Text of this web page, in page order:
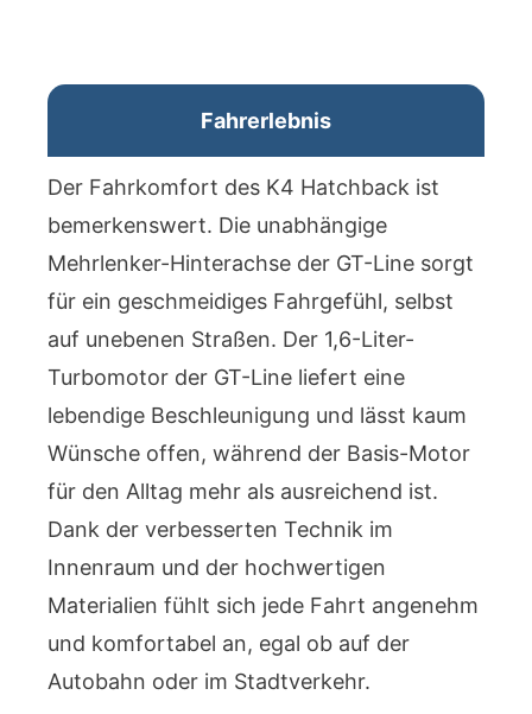
Fahrerlebnis
Der Fahrkomfort des K4 Hatchback ist
bemerkenswert. Die unabhängige
Mehrlenker-Hinterachse der GT-Line sorgt
für ein geschmeidiges Fahrgefühl, selbst
auf unebenen Straßen. Der 1,6-Liter-
Turbomotor der GT-Line liefert eine
lebendige Beschleunigung und lässt kaum
Wünsche offen, während der Basis-Motor
für den Alltag mehr als ausreichend ist.
Dank der verbesserten Technik im
Innenraum und der hochwertigen
Materialien fühlt sich jede Fahrt angenehm
und komfortabel an, egal ob auf der
Autobahn oder im Stadtverkehr.